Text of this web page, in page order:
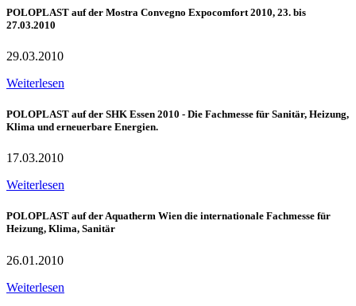
POLOPLAST auf der Mostra Convegno Expocomfort 2010, 23. bis
27.03.2010
29.03.2010
Weiterlesen
POLOPLAST auf der SHK Essen 2010 - Die Fachmesse für Sanitär, Heizung,
Klima und erneuerbare Energien.
17.03.2010
Weiterlesen
POLOPLAST auf der Aquatherm Wien die internationale Fachmesse für
Heizung, Klima, Sanitär
26.01.2010
Weiterlesen